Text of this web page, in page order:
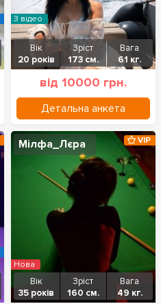
Вік
20 років
Зріст
173 см.
Вага
61 кг.
від 10000 грн.
Детальна анкета
З відео
Мілфа_Лєра
Вік
35 років
Зріст
160 см.
Вага
49 кг.
VIP
Нова